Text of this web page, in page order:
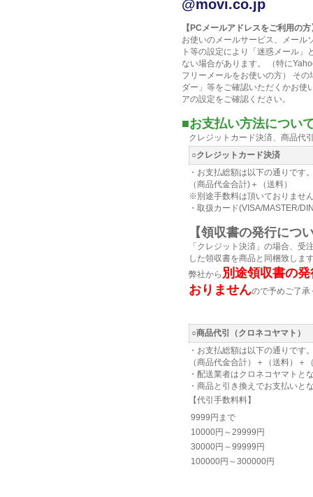
@movi.co.jp
【PCメールアドレスをご利用の方
お使いのメールサービス、メール
ト等の設定により「迷惑メール」
ない場合があります。 （特に
フリーメールをお使いの方） そ
ダー」等をご確認いただくかお使
アの設定をご確認ください。
■お支払い方法につい
クレジットカード決済、商品代
○クレジットカード決済
・お支払総額は以下の通りです
（商品代金合計)＋（送料）
※別途手数料は頂いておりませ
・取扱カード(VISA/MASTER/
【領収書の発行につ
「クレジット決済」の場合、受
した領収書を商品と同梱致しま
弊社から 別途領収書の
おりませんので予めご了承
○商品代引（クロネコヤマト）
・お支払総額は以下の通りです
（商品代金合計）＋（送料）＋
・配送業者はクロネコヤマトと
・商品と引き換えでお支払いと
【代引手数料料】
9999円まで
10000円～29999円
30000円～99999円
100000円～300000円